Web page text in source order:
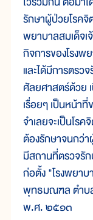
รักษาผู้ป่วยโรคจิ
พยาบาลสมเด็จ
กิจการของโรงพ
และได้มีการตรว
ศัลยศาสตร์ด้วย
เรื่อยๆ เป็นหน้า
จำเลยจะเป็นโร
ต้องรักษาจนกว่
มีสถานที่ตรวจรัก
ก่อตั้ง "โรงพยาบ
พุทธมณฑล ตำบ
พ.ศ. ๒๕๑๓